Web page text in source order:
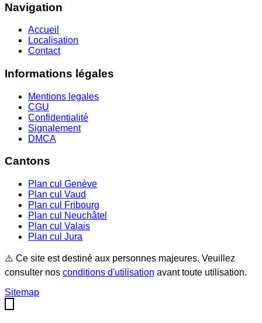
Navigation
Accueil
Localisation
Contact
Informations légales
Mentions legales
CGU
Confidentialité
Signalement
DMCA
Cantons
Plan cul Genève
Plan cul Vaud
Plan cul
Fribourg
Plan cul
Neuchâtel
Plan cul Valais
Plan cul Jura
⚠️ Ce site est destiné aux personnes majeures. Veuillez
consulter nos conditions d'utilisation avant toute utilisation.
Sitemap